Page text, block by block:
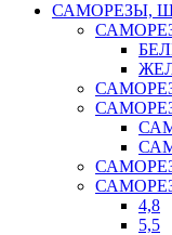
САМОРЕЗЫ,
4,8
5,5